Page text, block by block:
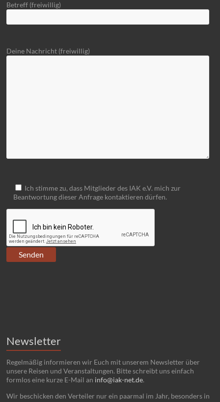
Betreff (freiwillig)
Deine Nachricht (freiwillig)
Ich stimme zu, dass Mitglieder des IAK e.V. mich zur
Beantwortung dieser Anfrage kontaktieren dürfen.
Newsletter
Regelmäßig informieren wir Euch mit unserem Newsletter über
unsere Reisen und Veranstaltungen. Bitte schreibt uns einfach
formlos eine kurze E-Mail an info@iak-net.de.
Wir beschicken den Verteiler nur ein paarmal im Jahr, besonders in